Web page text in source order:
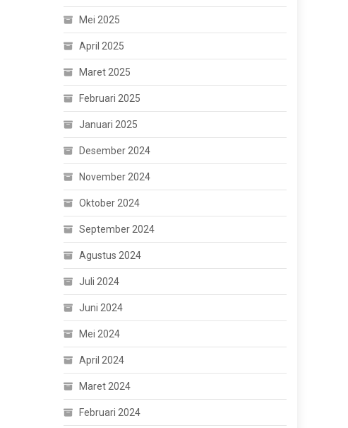
Mei 2025
April 2025
Maret 2025
Februari 2025
Januari 2025
Desember 2024
November 2024
Oktober 2024
September 2024
Agustus 2024
Juli 2024
Juni 2024
Mei 2024
April 2024
Maret 2024
Februari 2024